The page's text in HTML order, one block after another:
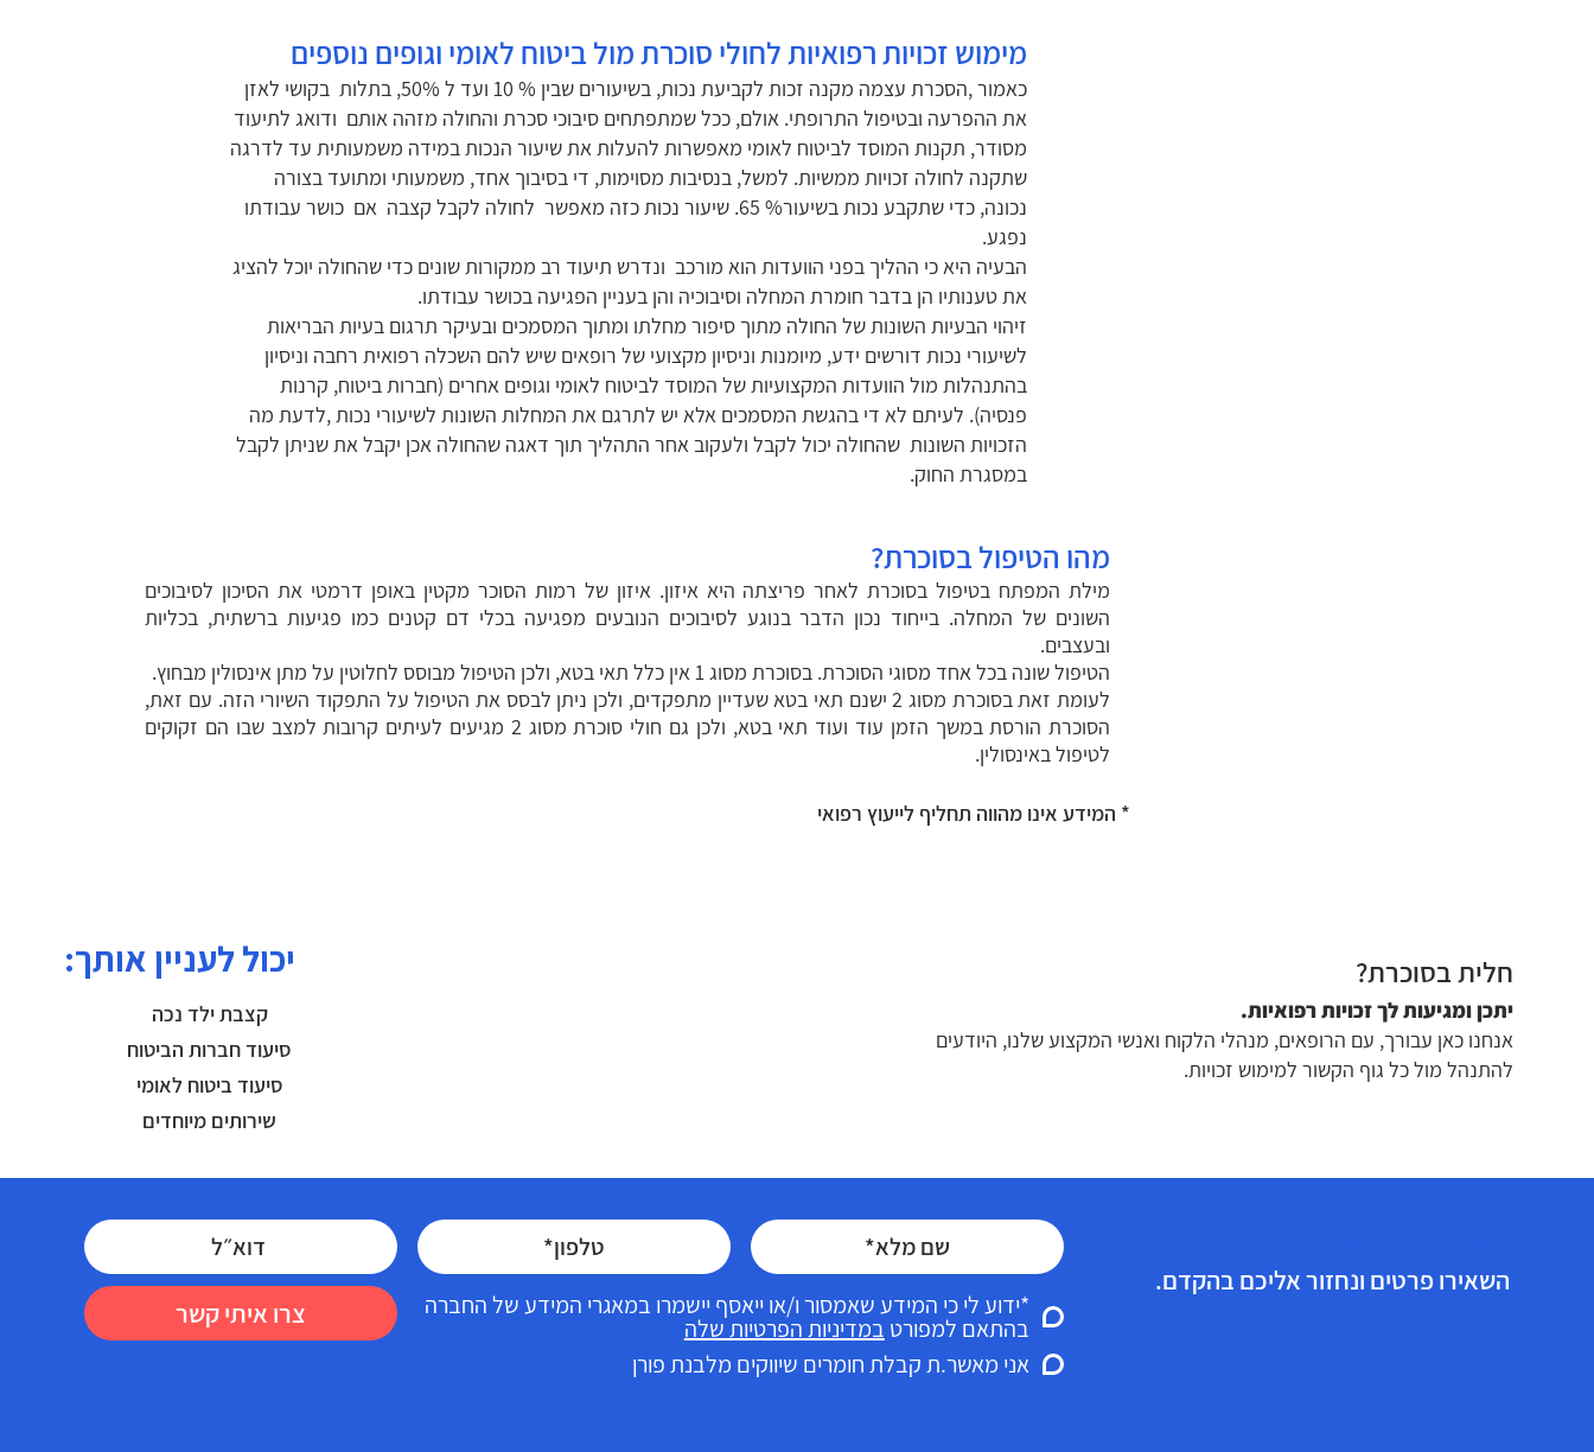
מימוש זכויות רפואיות לחולי סוכרת מול ביטוח לאומי וגופים נוספים
כאמור ,הסכרת עצמה מקנה זכות לקביעת נכות, בשיעורים שבין % 10 ועד ל 50%, בתלות בקושי לאזן
את ההפרעה ובטיפול התרופתי. אולם, ככל שמתפתחים סיבוכי סכרת והחולה מזהה אותם ודואג לתיעוד
מסודר, תקנות המוסד לביטוח לאומי מאפשרות להעלות את שיעור הנכות במידה משמעותית עד לדרגה
שתקנה לחולה זכויות ממשיות. למשל, בנסיבות מסוימות, די בסיבוך אחד, משמעותי ומתועד בצורה
נכונה, כדי שתקבע נכות בשיעור% 65. שיעור נכות כזה מאפשר לחולה לקבל קצבה אם כושר עבודתו
נפגע.
הבעיה היא כי ההליך בפני הוועדות הוא מורכב ונדרש תיעוד רב ממקורות שונים כדי שהחולה יוכל להציג
את טענותיו הן בדבר חומרת המחלה וסיבוכיה והן בעניין הפגיעה בכושר עבודתו.
זיהוי הבעיות השונות של החולה מתוך סיפור מחלתו ומתוך המסמכים ובעיקר תרגום בעיות הבריאות
לשיעורי נכות דורשים ידע, מיומנות וניסיון מקצועי של רופאים שיש להם השכלה רפואית רחבה וניסיון
בהתנהלות מול הוועדות המקצועיות של המוסד לביטוח לאומי וגופים אחרים (חברות ביטוח, קרנות
פנסיה). לעיתם לא די בהגשת המסמכים אלא יש לתרגם את המחלות השונות לשיעורי נכות ,לדעת מה
הזכויות השונות שהחולה יכול לקבל ולעקוב אחר התהליך תוך דאגה שהחולה אכן יקבל את שניתן לקבל
במסגרת החוק.
מהו הטיפול בסוכרת?
מילת המפתח בטיפול בסוכרת לאחר פריצתה היא איזון. איזון של רמות הסוכר מקטין באופן דרמטי את הסיכון לסיבוכים
השונים של המחלה. בייחוד נכון הדבר בנוגע לסיבוכים הנובעים מפגיעה בכלי דם קטנים כמו פגיעות ברשתית, בכליות
ובעצבים.
הטיפול שונה בכל אחד מסוגי הסוכרת. בסוכרת מסוג 1 אין כלל תאי בטא, ולכן הטיפול מבוסס לחלוטין על מתן אינסולין מבחוץ.
לעומת זאת בסוכרת מסוג 2 ישנם תאי בטא שעדיין מתפקדים, ולכן ניתן לבסס את הטיפול על התפקוד השיורי הזה. עם זאת,
הסוכרת הורסת במשך הזמן עוד ועוד תאי בטא, ולכן גם חולי סוכרת מסוג 2 מגיעים לעיתים קרובות למצב שבו הם זקוקים
לטיפול באינסולין.
* המידע אינו מהווה תחליף לייעוץ רפואי
חלית בסוכרת?
יתכן ומגיעות לך זכויות רפואיות.
אנחנו כאן עבורך, עם הרופאים, מנהלי הלקוח ואנשי המקצוע שלנו, היודעים
להתנהל מול כל גוף הקשור למימוש זכויות.
יכול לעניין אותך:
קצבת ילד נכה
סיעוד חברות הביטוח
סיעוד ביטוח לאומי
שירותים מיוחדים
השאירו פרטים ונחזור אליכם בהקדם.
צרו איתי קשר
*ידוע לי כי המידע שאמסור ו/או ייאסף יישמרו במאגרי המידע של החברה
בהתאם למפורט במדיניות הפרטיות שלה
אני מאשר.ת קבלת חומרים שיווקים מלבנת פורן